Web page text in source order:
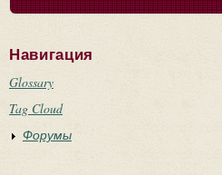
Навигация
Glossary
Tag Cloud
Форумы